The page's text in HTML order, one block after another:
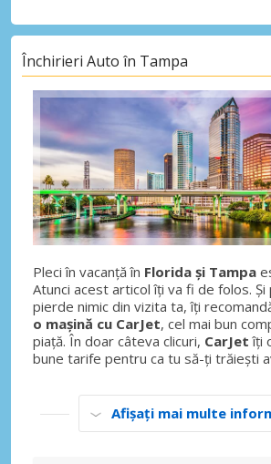
Închirieri Auto în Tampa
Pleci în vacanță în Florida și Tampa
Atunci acest articol îți va fi de folos. Și
pierde nimic din vizita ta, îți
o mașină cu CarJet, cel mai bun
piață. În doar câteva clicuri, CarJet îți
bune tarife pentru ca tu să-ți trăiești
Afișați mai multe